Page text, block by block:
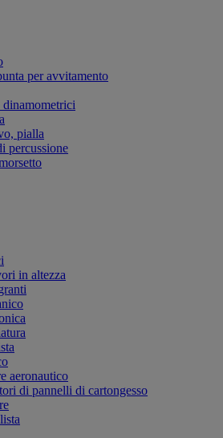
per avvitamento
pialla
percussione
in altezza
aeronautico
di pannelli di cartongesso